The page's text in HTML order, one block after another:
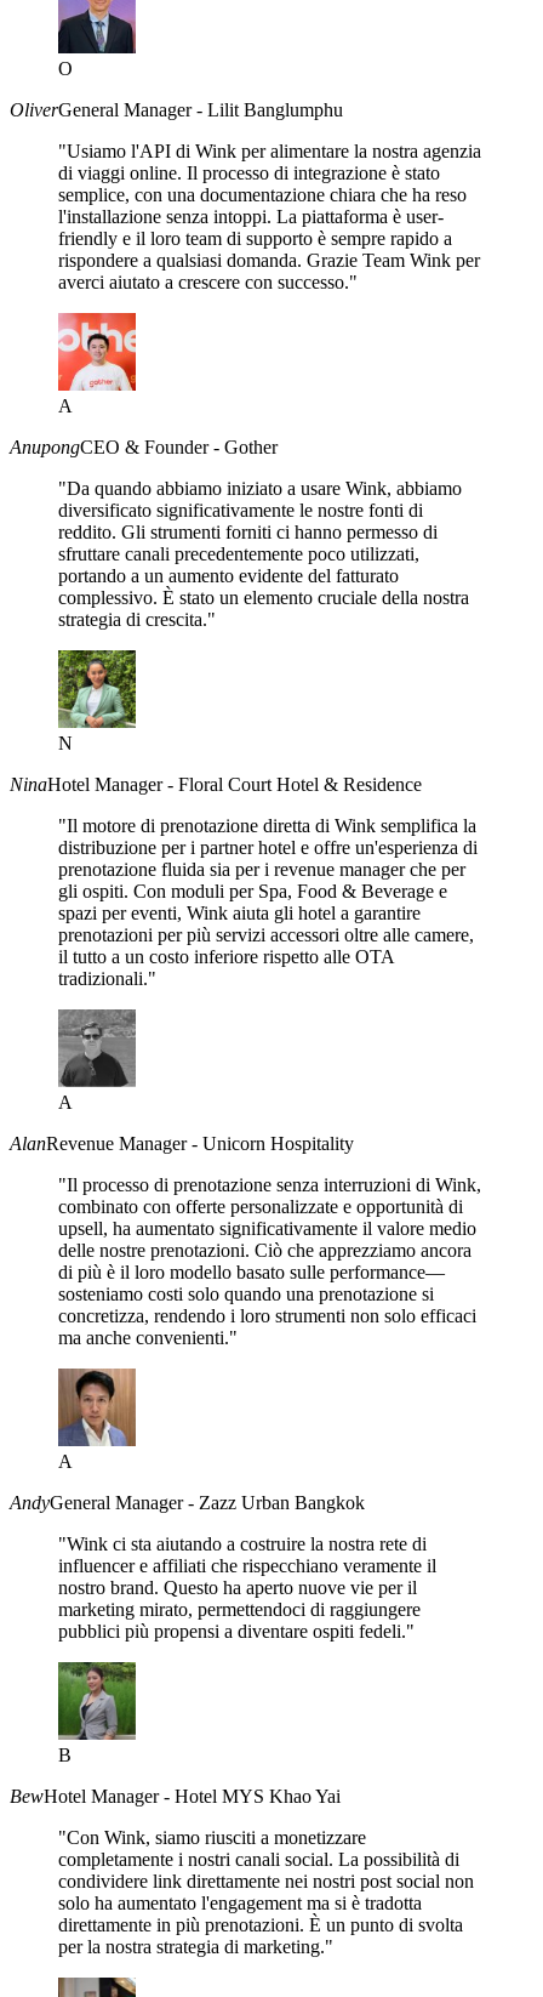
O
OliverGeneral Manager - Lilit Banglumphu
"Usiamo l'API di Wink per alimentare la nostra agenzia
di viaggi online. Il processo di integrazione è stato
semplice, con una documentazione chiara che ha reso
l'installazione senza intoppi. La piattaforma è user-
friendly e il loro team di supporto è sempre rapido a
rispondere a qualsiasi domanda. Grazie Team Wink per
averci aiutato a crescere con successo."
A
AnupongCEO & Founder - Gother
"Da quando abbiamo iniziato a usare Wink, abbiamo
diversificato significativamente le nostre fonti di
reddito. Gli strumenti forniti ci hanno permesso di
sfruttare canali precedentemente poco utilizzati,
portando a un aumento evidente del fatturato
complessivo. È stato un elemento cruciale della nostra
strategia di crescita."
N
NinaHotel Manager - Floral Court Hotel & Residence
"Il motore di prenotazione diretta di Wink semplifica la
distribuzione per i partner hotel e offre un'esperienza di
prenotazione fluida sia per i revenue manager che per
gli ospiti. Con moduli per Spa, Food & Beverage e
spazi per eventi, Wink aiuta gli hotel a garantire
prenotazioni per più servizi accessori oltre alle camere,
il tutto a un costo inferiore rispetto alle OTA
tradizionali."
A
AlanRevenue Manager - Unicorn Hospitality
"Il processo di prenotazione senza interruzioni di Wink,
combinato con offerte personalizzate e opportunità di
upsell, ha aumentato significativamente il valore medio
delle nostre prenotazioni. Ciò che apprezziamo ancora
di più è il loro modello basato sulle performance—
sosteniamo costi solo quando una prenotazione si
concretizza, rendendo i loro strumenti non solo efficaci
ma anche convenienti."
A
AndyGeneral Manager - Zazz Urban Bangkok
"Wink ci sta aiutando a costruire la nostra rete di
influencer e affiliati che rispecchiano veramente il
nostro brand. Questo ha aperto nuove vie per il
marketing mirato, permettendoci di raggiungere
pubblici più propensi a diventare ospiti fedeli."
B
BewHotel Manager - Hotel MYS Khao Yai
"Con Wink, siamo riusciti a monetizzare
completamente i nostri canali social. La possibilità di
condividere link direttamente nei nostri post social non
solo ha aumentato l'engagement ma si è tradotta
direttamente in più prenotazioni. È un punto di svolta
per la nostra strategia di marketing."